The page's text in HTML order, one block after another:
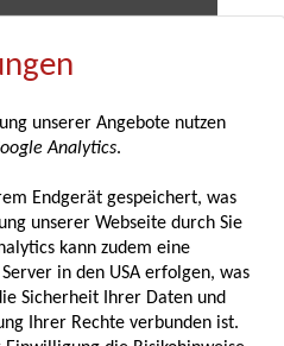
unserer Angebote nutzen
Analytics.
Endgerät gespeichert, was
unserer Webseite durch Sie
kann zudem eine
in den USA erfolgen, was
Sicherheit Ihrer Daten und
Ihrer Rechte verbunden ist.
Gewürzindustrie feierte
am 7. und 8. Mai
ein besonderes